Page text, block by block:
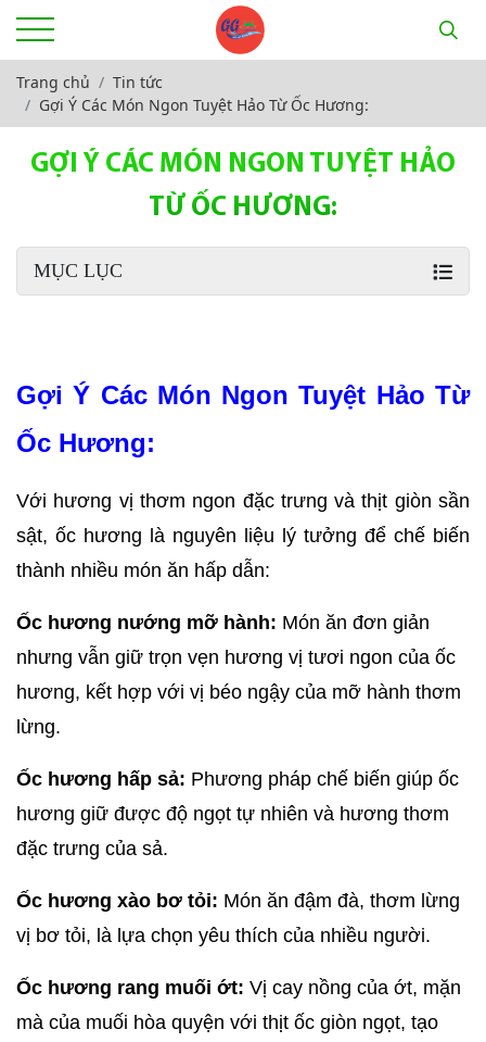
Trang chủ
Tin tức
Gợi Ý Các Món Ngon Tuyệt Hảo Từ Ốc Hương:
GỢI Ý CÁC MÓN NGON TUYỆT HẢO
TỪ ỐC HƯƠNG:
MỤC LỤC
Gợi Ý Các Món Ngon Tuyệt Hảo Từ
Ốc Hương:
Với hương vị thơm ngon đặc trưng và thịt giòn sần
sật, ốc hương là nguyên liệu lý tưởng để chế biến
thành nhiều món ăn hấp dẫn:
Ốc hương nướng mỡ hành: Món ăn đơn giản
nhưng vẫn giữ trọn vẹn hương vị tươi ngon của ốc
hương, kết hợp với vị béo ngậy của mỡ hành thơm
lừng.
Ốc hương hấp sả: Phương pháp chế biến giúp ốc
hương giữ được độ ngọt tự nhiên và hương thơm
đặc trưng của sả.
Ốc hương xào bơ tỏi: Món ăn đậm đà, thơm lừng
vị bơ tỏi, là lựa chọn yêu thích của nhiều người.
Ốc hương rang muối ớt: Vị cay nồng của ớt, mặn
mà của muối hòa quyện với thịt ốc giòn ngọt, tạo